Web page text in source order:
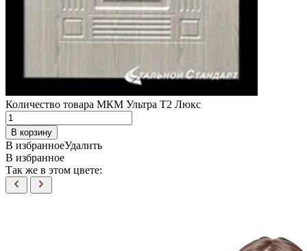
Количество товара МКМ Ультра Т2 Люкс
В корзину
В избранноеУдалить
В избранное
Так же в этом цвете: